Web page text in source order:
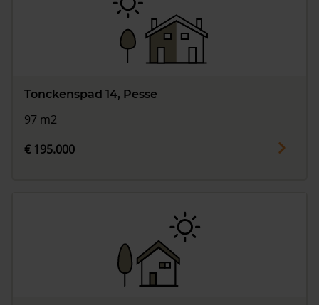
Tonckenspad 14, Pesse
97 m2
€ 195.000